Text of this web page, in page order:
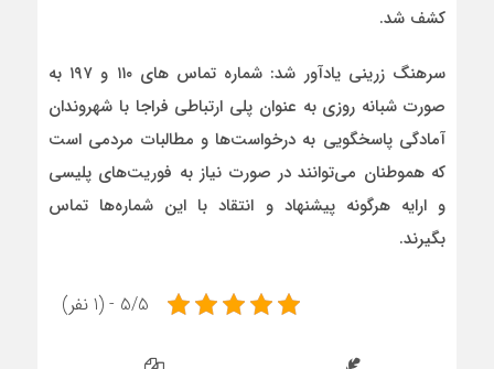
کشف شد.
سرهنگ زرینی یادآور شد: شماره تماس های ۱۱۰ و ۱۹۷ به
صورت شبانه روزی به عنوان پلی ارتباطی فراجا با شهروندان
آمادگی پاسخگویی به درخواست‌ها و مطالبات مردمی است
که هموطنان می‌توانند در صورت نیاز به فوریت‌های پلیسی
و ارایه هرگونه پیشنهاد و انتقاد با این شماره‌ها تماس
بگیرند.
5/5 - (1 نفر)